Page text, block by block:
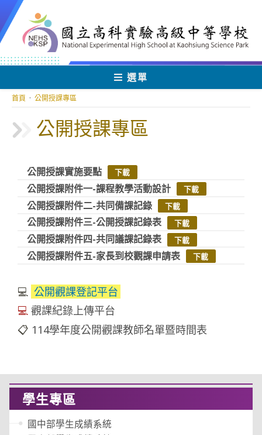
轉
至
要
容
選單
公開授課專區
首頁 · 公開授課專區
公開授課實施要點 下載
公開授課附件一-課程教學活動設計 下載
公開授課附件二-共同備課記錄 下載
公開授課附件三-公開授課記錄表 下載
公開授課附件四-共同議課記錄表 下載
公開授課附件五-家長到校觀課申請表 下載
💻 公開觀課登記平台
💻 觀課紀錄上傳平台
📋 114學年度公開觀課教師名單暨時間表
學生專區
國中部學生成績系統